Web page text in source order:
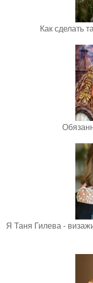
Как сделать
Я Таня Гилева -